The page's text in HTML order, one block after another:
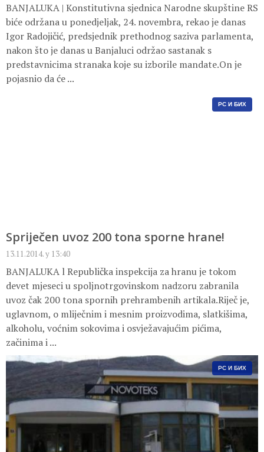
BANJALUKA | Konstitutivna sjednica Narodne skupštine RS
biće održana u ponedjeljak, 24. novembra, rekao je danas
Igor Radojičić, predsjednik prethodnog saziva parlamenta,
nakon što je danas u Banjaluci održao sastanak s
predstavnicima stranaka koje su izborile mandate.On je
pojasnio da će ...
РС И БИХ
Spriječen uvoz 200 tona sporne hrane!
13.11.2014. у 13:40
BANJALUKA l Republička inspekcija za hranu je tokom
devet mjeseci u spoljnotrgovinskom nadzoru zabranila
uvoz čak 200 tona spornih prehrambenih artikala.Riječ je,
uglavnom, o mliječnim i mesnim proizvodima, slatkišima,
alkoholu, voćnim sokovima i osvježavajućim pićima,
začinima i ...
РС И БИХ